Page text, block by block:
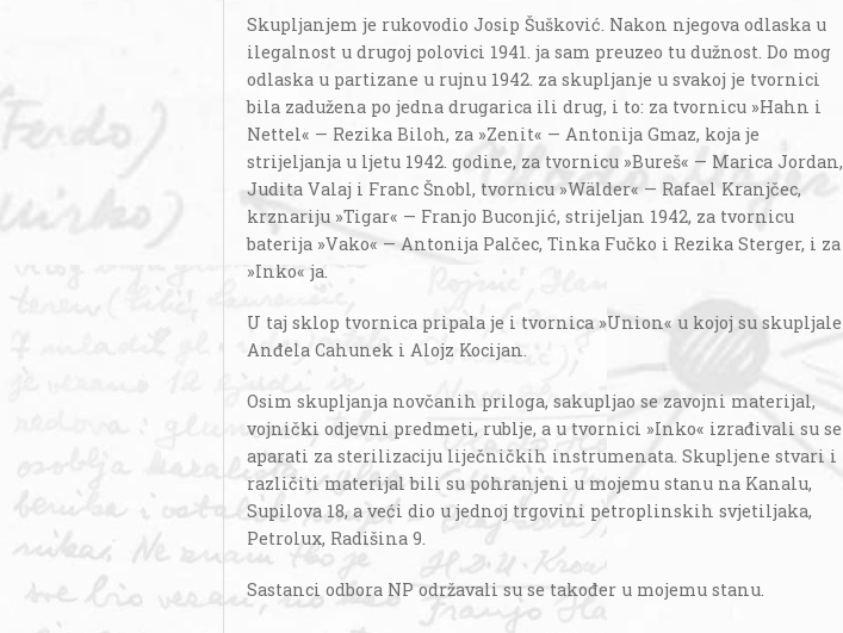
Skupljanjem je rukovodio Josip Šušković. Nakon njegova odlaska u
ilegalnost u drugoj polovici 1941. ja sam preuzeo tu dužnost. Do mog
odlaska u partizane u rujnu 1942. za skupljanje u svakoj je tvornici
bila zadužena po jedna drugarica ili drug, i to: za tvornicu »Hahn i
Nettel« — Rezika Biloh, za »Zenit« — Antonija Gmaz, koja je
strijeljanja u ljetu 1942. godine, za tvornicu »Bureš« — Marica Jordan,
Judita Valaj i Franc Šnobl, tvornicu »Wälder« — Rafael Kranjčec,
krznariju »Tigar« — Franjo Buconjić, strijeljan 1942, za tvornicu
baterija »Vako« — Antonija Palčec, Tinka Fučko i Rezika Sterger, i za
»Inko« ja.
U taj sklop tvornica pripala je i tvornica »Union« u kojoj su skupljale
Anđela Cahunek i Alojz Kocijan.
Osim skupljanja novčanih priloga, sakupljao se zavojni materijal,
vojnički odjevni predmeti, rublje, a u tvornici »Inko« izrađivali su se
aparati za sterilizaciju liječničkih instrumenata. Skupljene stvari i
različiti materijal bili su pohranjeni u mojemu stanu na Kanalu,
Supilova 18, a veći dio u jednoj trgovini petroplinskih svjetiljaka,
Petrolux, Radišina 9.
Sastanci odbora NP održavali su se također u mojemu stanu.